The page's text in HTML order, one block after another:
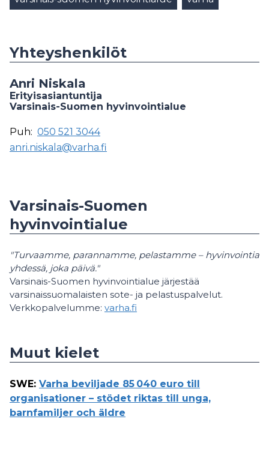
Yhteyshenkilöt
Anri Niskala
Erityisasiantuntija
Varsinais-Suomen hyvinvointialue
Puh: 050 521 3044
anri.niskala@varha.fi
Varsinais-Suomen
hyvinvointialue
"Turvaamme, parannamme, pelastamme – hyvinvointia
yhdessä, joka päivä."
Varsinais-Suomen hyvinvointialue järjestää
varsinaissuomalaisten sote- ja pelastuspalvelut.
Verkkopalvelumme: varha.fi
Muut kielet
SWE: Varha beviljade 85 040 euro till
organisationer – stödet riktas till unga,
barnfamiljer och äldre